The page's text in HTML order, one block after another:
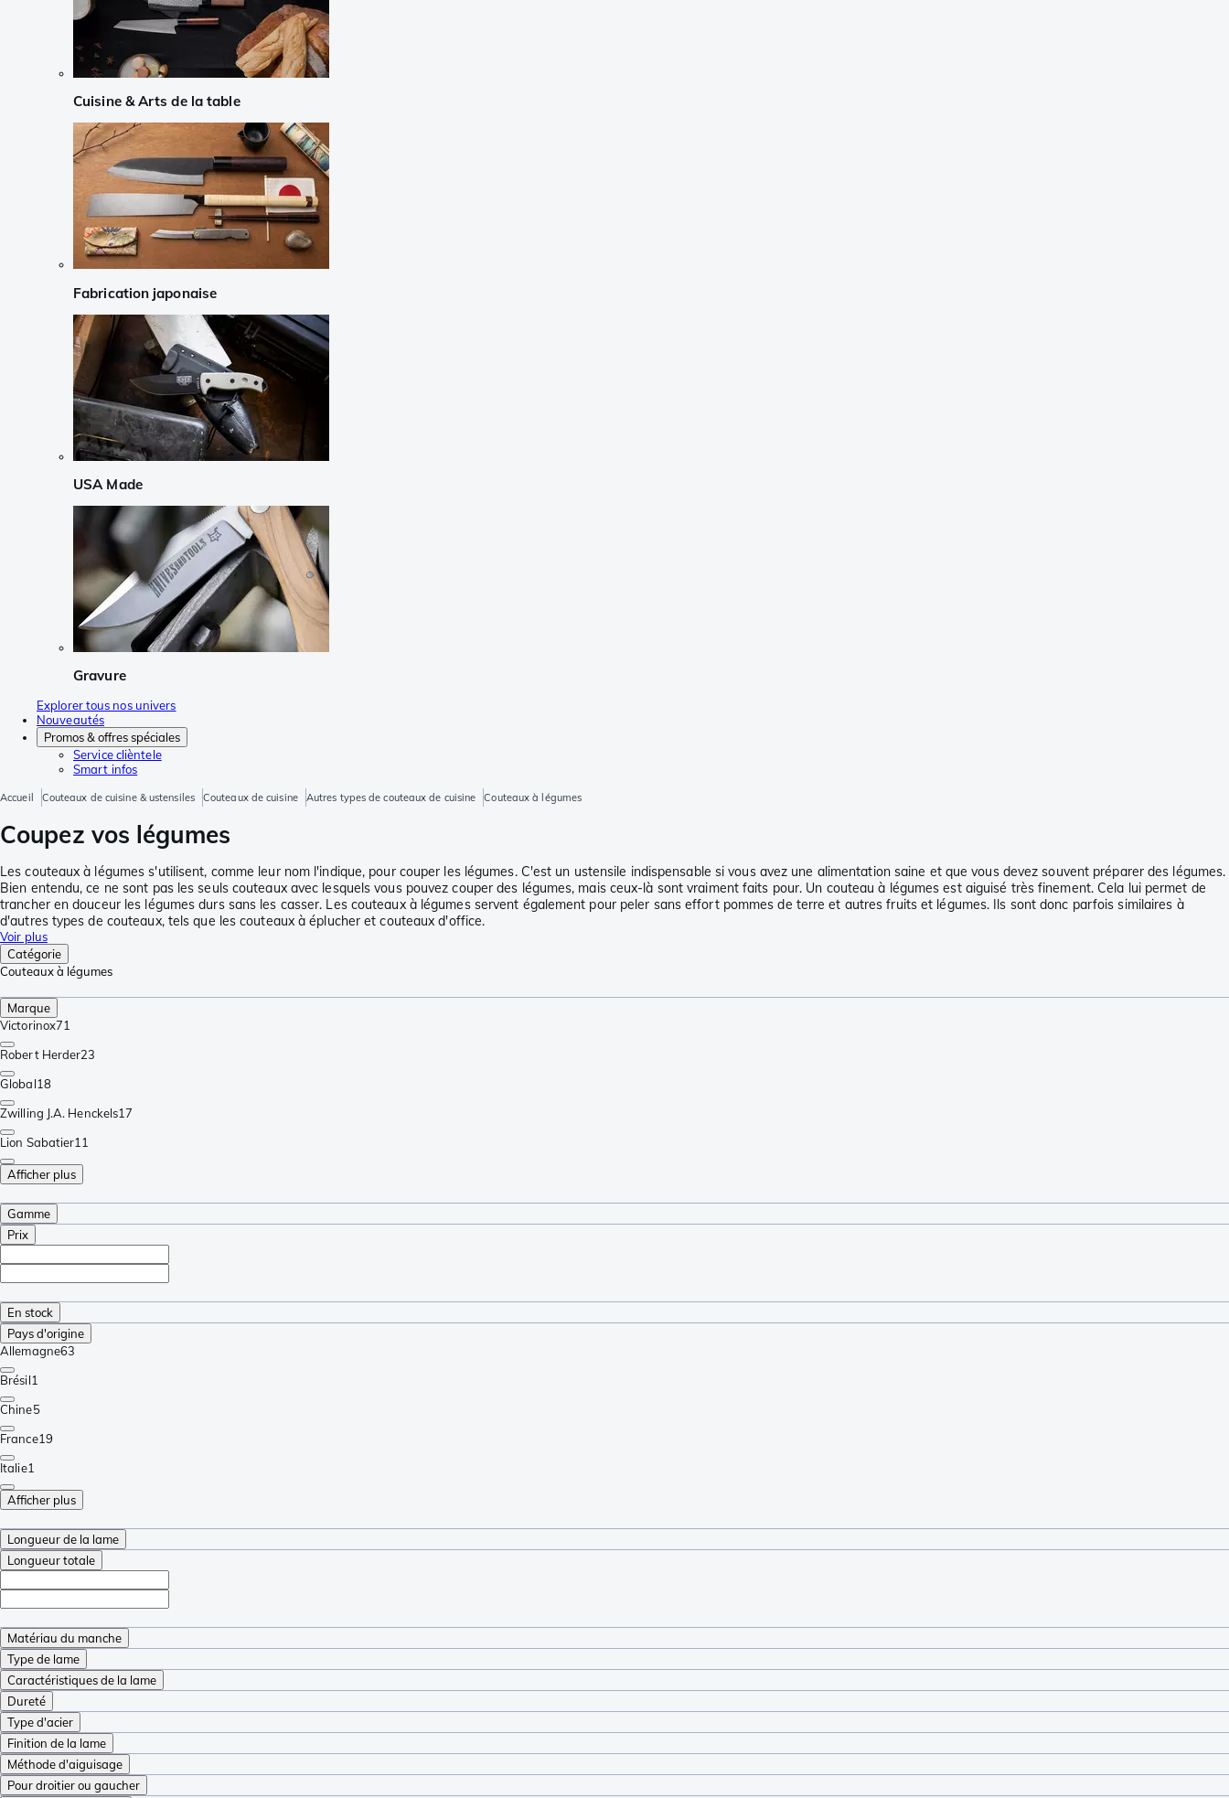
Cuisine & Arts de la table
Fabrication japonaise
USA Made
Gravure
Explorer tous nos univers
Nouveautés
Promos & offres spéciales
Service clièntele
Smart infos
Accueil Couteaux de cuisine & ustensiles Couteaux de cuisine Autres types de couteaux de cuisine Couteaux à légumes
Coupez vos légumes
Les couteaux à légumes s'utilisent, comme leur nom l'indique, pour couper les légumes. C'est un ustensile indispensable si vous avez une alimentation saine et que vous devez souvent préparer des légumes.
Bien entendu, ce ne sont pas les seuls couteaux avec lesquels vous pouvez couper des légumes, mais ceux-là sont vraiment faits pour. Un couteau à légumes est aiguisé très finement. Cela lui permet de
trancher en douceur les légumes durs sans les casser. Les couteaux à légumes servent également pour peler sans effort pommes de terre et autres fruits et légumes. Ils sont donc parfois similaires à
d'autres types de couteaux, tels que les couteaux à éplucher et couteaux d'office.
Voir plus
Catégorie
Couteaux à légumes
Marque
Victorinox71
Robert Herder23
Global18
Zwilling J.A. Henckels17
Lion Sabatier11
Afficher plus
Gamme
Prix
En stock
Pays d'origine
Allemagne63
Brésil1
Chine5
France19
Italie1
Afficher plus
Longueur de la lame
Longueur totale
Matériau du manche
Type de lame
Caractéristiques de la lame
Dureté
Type d'acier
Finition de la lame
Méthode d'aiguisage
Pour droitier ou gaucher